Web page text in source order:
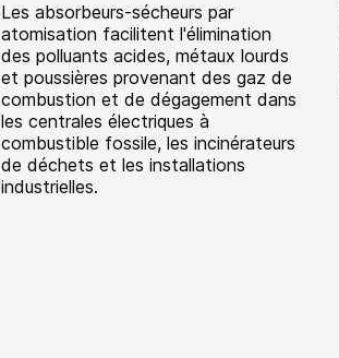
Les absorbeurs-sécheurs par
atomisation facilitent l'élimination
des polluants acides, métaux lourds
et poussières provenant des gaz de
combustion et de dégagement dans
les centrales électriques à
combustible fossile, les incinérateurs
de déchets et les installations
industrielles.